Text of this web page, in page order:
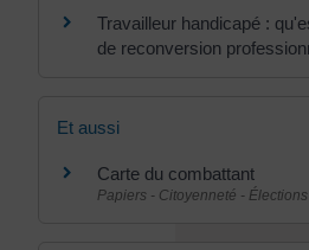
Travailleur handicapé :
de reconversion
Et aussi
Carte du combattant
Papiers - Citoyenneté - Élections